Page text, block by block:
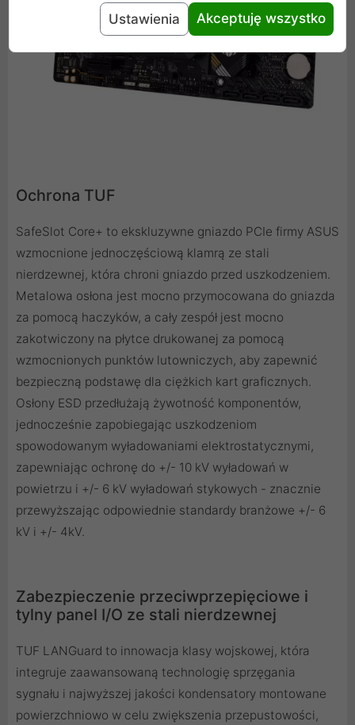
Ochrona TUF
SafeSlot Core+ to ekskluzywne gniazdo PCIe firmy ASUS
wzmocnione jednoczęściową klamrą ze stali
nierdzewnej, która chroni gniazdo przed uszkodzeniem.
Metalowa osłona jest mocno przymocowana do gniazda
za pomocą haczyków, a cały zespół jest mocno
zakotwiczony na płytce drukowanej za pomocą
wzmocnionych punktów lutowniczych, aby zapewnić
bezpieczną podstawę dla ciężkich kart graficznych.
Osłony ESD przedłużają żywotność komponentów,
jednocześnie zapobiegając uszkodzeniom
spowodowanym wyładowaniami elektrostatycznymi,
zapewniając ochronę do +/- 10 kV wyładowań w
powietrzu i +/- 6 kV wyładowań stykowych - znacznie
przewyższając odpowiednie standardy branżowe +/- 6
kV i +/- 4kV.
Zabezpieczenie przeciwprzepięciowe i
tylny panel I/O ze stali nierdzewnej
TUF LANGuard to innowacja klasy wojskowej, która
integruje zaawansowaną technologię sprzęgania
sygnału i najwyższej jakości kondensatory montowane
powierzchniowo w celu zwiększenia przepustowości,
Ustawienia Akceptuję wszystko